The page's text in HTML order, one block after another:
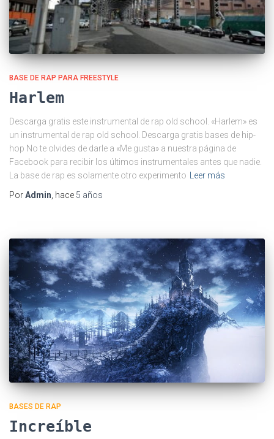
BASE DE RAP PARA FREESTYLE
Harlem
Descarga gratis este instrumental de rap old school. «Harlem» es
un instrumental de rap old school. Descarga gratis bases de hip-
hop No te olvides de darle a «Me gusta» a nuestra página de
Facebook para recibir los últimos instrumentales antes que nadie.
La base de rap es solamente otro experimento
Leer más
PorAdmin , hace 5 años
BASES DE RAP
Increíble